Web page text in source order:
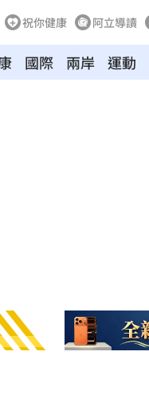
祝你健康 阿立導讀
國際 兩岸 運動